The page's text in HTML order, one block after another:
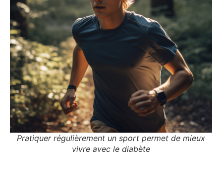
Pratiquer régulièrement un sport permet de mieux
vivre avec le diabète